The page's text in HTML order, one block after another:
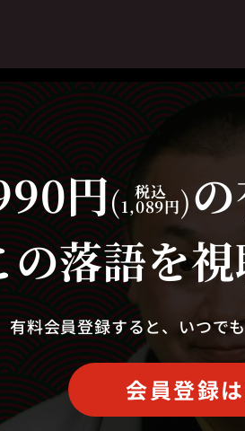
芸人からさがす
演目からさがす
上演時間からさがす
円( 税込
1,089円)
の落語を
有料会員登録すると、いつで
会員登録